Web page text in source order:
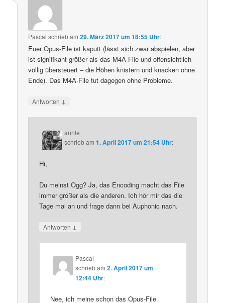
Pascal schriebam29. März 2017 um 18:55 Uhr:
Euer Opus-File ist kaputt (lässt sich zwar abspielen, aber
ist signifikant größer als das M4A-File und offensichtlich
völlig übersteuert – die Höhen knistern und knacken ohne
Ende). Das M4A-File tut dagegen ohne Probleme.
Antworten ↓
annle
schriebam1. April 2017 um 21:54 Uhr:
Hi,
Du meinst Ogg? Ja, das Encoding macht das File
immer größer als die anderen. Ich hör mir das die
Tage mal an und frage dann bei Auphonic nach.
Antworten ↓
Pascal
schriebam2. April 2017 um
12:44 Uhr:
Nee, ich meine schon das Opus-File